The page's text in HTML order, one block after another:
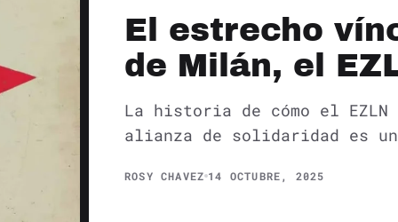
El estrecho
de Milán, el
La historia de cómo el
alianza de solidaridad es
ROSY CHAVEZ 14 OCTUBRE, 2025